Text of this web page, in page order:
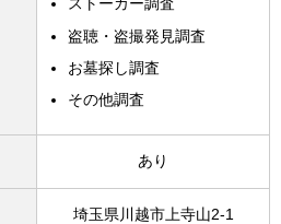
ストーカー調査
盗聴・盗撮発見調査
お墓探し調査
その他調査
あり
埼玉県川越市上寺山2-1